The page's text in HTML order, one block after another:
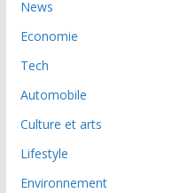
News
Economie
Tech
Automobile
Culture et arts
Lifestyle
Environnement